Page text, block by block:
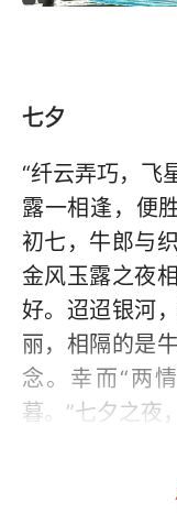
七夕
“纤云弄巧，飞
露一相逢，便
初七，牛郎与
金风玉露之夜
好。迢迢银河
丽，相隔的是
念。幸而“两
暮。”七夕之夜
接，构筑鹊桥
了情侣间脉脉